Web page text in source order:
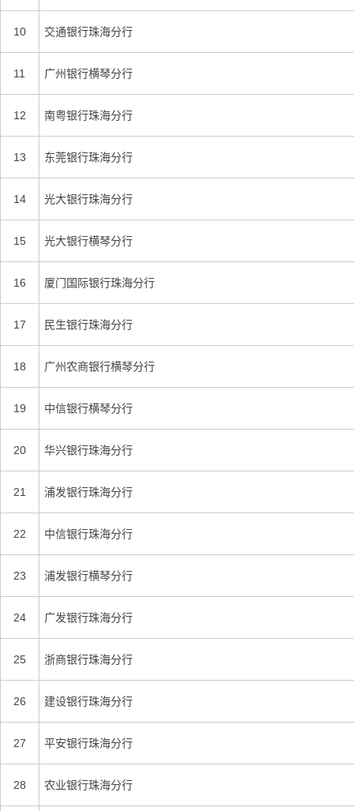
10 交通银行珠海分行
11 广州银行横琴分行
12 南粤银行珠海分行
13 东莞银行珠海分行
14 光大银行珠海分行
15 光大银行横琴分行
16 厦门国际银行珠海分行
17 民生银行珠海分行
18 广州农商银行横琴分行
19 中信银行横琴分行
20 华兴银行珠海分行
21 浦发银行珠海分行
22 中信银行珠海分行
23 浦发银行横琴分行
24 广发银行珠海分行
25 浙商银行珠海分行
26 建设银行珠海分行
27 平安银行珠海分行
28 农业银行珠海分行